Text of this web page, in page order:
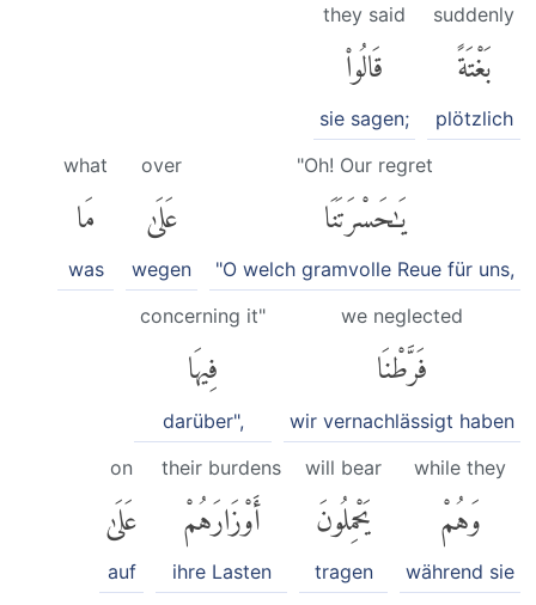
suddenly
بَغْتَةً
plötzlich
they said
قَالُوا۟
sie sagen;
"Oh! Our regret
يَٰحَسْرَتَنَا
"O welch gramvolle Reue für uns,
over
عَلَىٰ
wegen
what
مَا
was
we neglected
فَرَّطْنَا
wir vernachlässigt haben
concerning it"
فِيهَا
darüber",
while they
وَهُمْ
während sie
will bear
يَحْمِلُونَ
tragen
their burdens
أَوْزَارَهُمْ
ihre Lasten
on
عَلَىٰ
auf